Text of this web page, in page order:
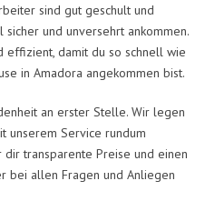
sind gut geschult und
und unversehrt ankommen.
effizient, damit du so schnell wie
in Amadora angekommen bist.
an erster Stelle. Wir legen
unserem Service rundum
transparente Preise und einen
bei allen Fragen und Anliegen